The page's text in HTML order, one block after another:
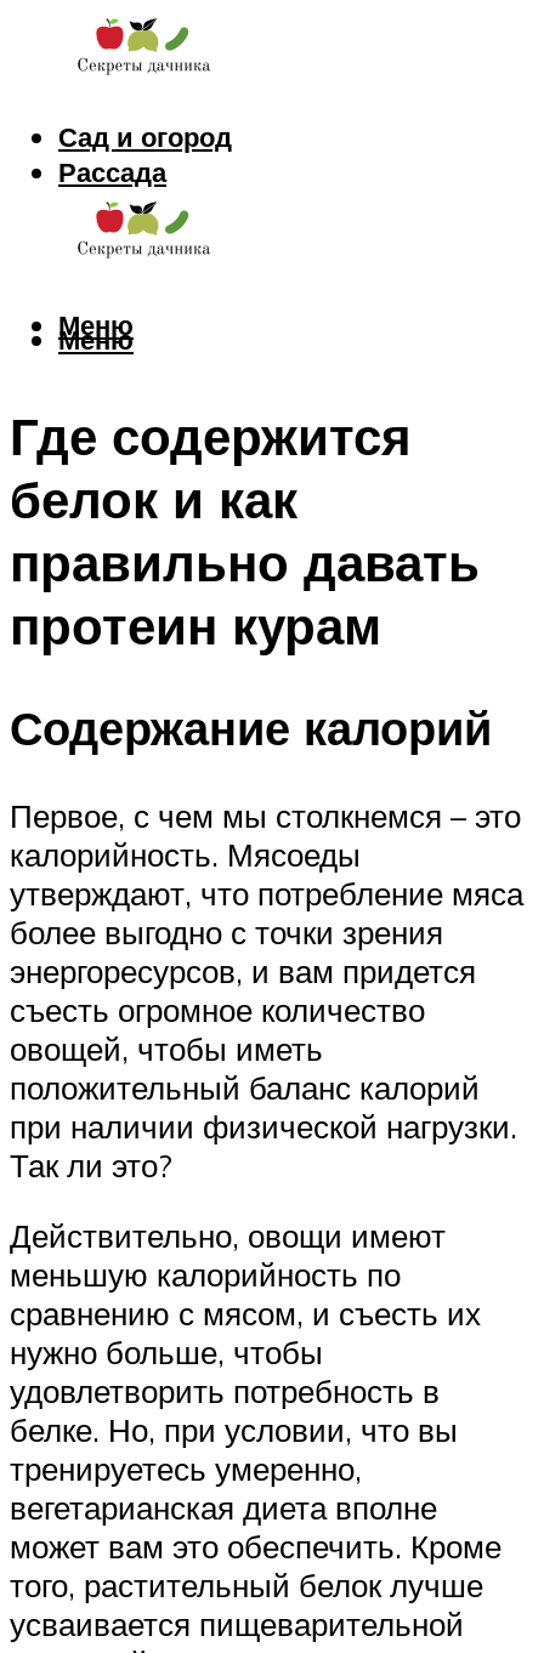
Сад и огород
Рассада
Цветы
Заготовки
Меню
Меню
Где содержится
белок и как
правильно давать
протеин курам
Содержание калорий
Первое, с чем мы столкнемся – это
калорийность. Мясоеды
утверждают, что потребление мяса
более выгодно с точки зрения
энергоресурсов, и вам придется
съесть огромное количество
овощей, чтобы иметь
положительный баланс калорий
при наличии физической нагрузки.
Так ли это?
Действительно, овощи имеют
меньшую калорийность по
сравнению с мясом, и съесть их
нужно больше, чтобы
удовлетворить потребность в
белке. Но, при условии, что вы
тренируетесь умеренно,
вегетарианская диета вполне
может вам это обеспечить. Кроме
того, растительный белок лучше
усваивается пищеварительной